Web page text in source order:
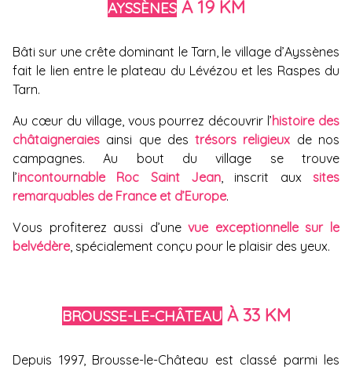
AYSSÈNESÀ 19 KM
Bâti sur une crête dominant le Tarn, le village d’Ayssènes
fait le lien entre le plateau du Lévézou et les Raspes du
Tarn.
Au cœur du village, vous pourrez découvrir l’histoire des
châtaigneraies ainsi que destrésors religieux de nos
campagnes. Au bout du village se trouve
l’incontournable Roc Saint Jean, inscrit aux sites
remarquables de France et d’Europe.
Vous profiterez aussi d’unevue exceptionnelle sur le
belvédère, spécialement conçu pour le plaisir des yeux.
BROUSSE-LE-CHÂTEAU À 33 KM
Depuis 1997, Brousse-le-Château est classé parmi les